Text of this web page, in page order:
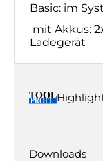
Basic: im
mit Akkus:
Ladegerät
Downloads